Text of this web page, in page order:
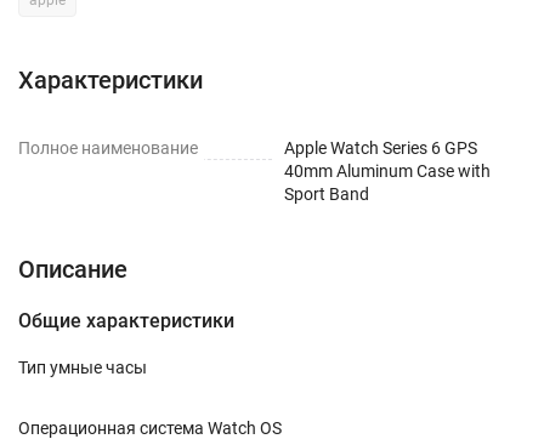
Характеристики
Полное наименование
Apple Watch Series 6 GPS
40mm Aluminum Case with
Sport Band
Описание
Общие характеристики
Тип умные часы
Операционная система Watch OS